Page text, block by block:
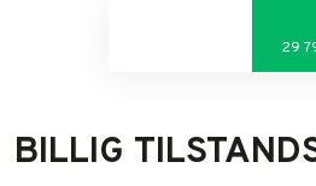
29
BILLIG